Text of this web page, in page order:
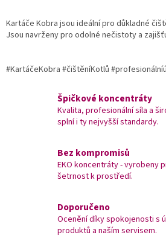
Kartáče Kobra jsou ideální pro důkladné
Jsou navrženy pro odolné nečistoty a
#KartáčeKobra #čištěníKotlů
Špičkové koncentráty
Kvalita, profesionální síla a
splní i ty nejvyšší standardy.
Bez kompromisů
EKO koncentráty - vyrobeny
šetrnost k prostředí.
Doporučeno
Ocenění díky spokojenosti s
produktů a naším servisem.